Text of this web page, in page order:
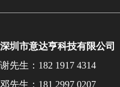
深圳市意达亨科技有限公司
谢先生：182 1917 4314
邓先生：181 2997 0207